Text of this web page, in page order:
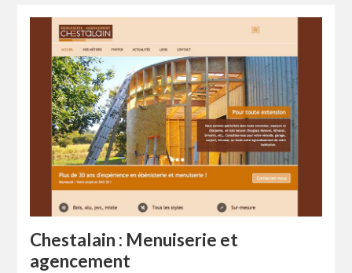
Chestalain : Menuiserie et
agencement